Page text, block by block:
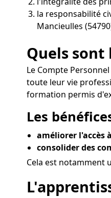
la responsabilité
Mancieulles
Quels sont
Le Compte
toute leur vie
formation permis
Les
améliorer l'accès
consolider des
Cela est notamment